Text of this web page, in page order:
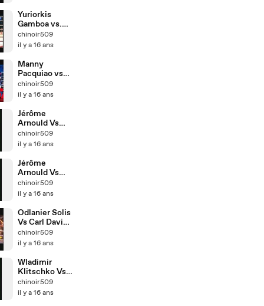
Yuriorkis
Gamboa vs.
Johnathan
Victor Barros
chinoir509
il y a 16 ans
Manny
Pacquiao vs
Joshua
Clottey __
Chinoir509
chinoir509
il y a 16 ans
Jérôme
Arnould Vs
Jamie
McDonnell __
chinoir509
il y a 16 ans
Jérôme
Arnould Vs
Jamie
McDonnell __
chinoir509
il y a 16 ans
Odlanier Solis
Vs Carl Davis
Drumond
chinoir509
il y a 16 ans
Wladimir
Klitschko Vs
Eddie
Chambers __
chinoir509
il y a 16 ans